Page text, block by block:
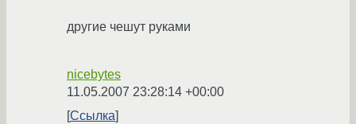
другие чешут руками
nicebytes
11.05.2007 23:28:14 +00:00
Ссылка